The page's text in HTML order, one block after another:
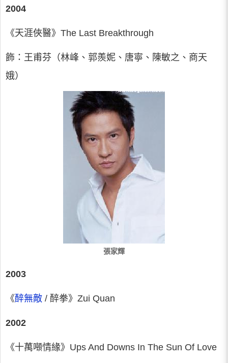
2004
《天涯俠醫》The Last Breakthrough
飾：王甫芬（林峰、郭羨妮、唐寧、陳敏之、商天
娥）
張家輝
2003
《醉無敵 / 醉拳》Zui Quan
2002
《十萬噸情緣》Ups And Downs In The Sun Of Love